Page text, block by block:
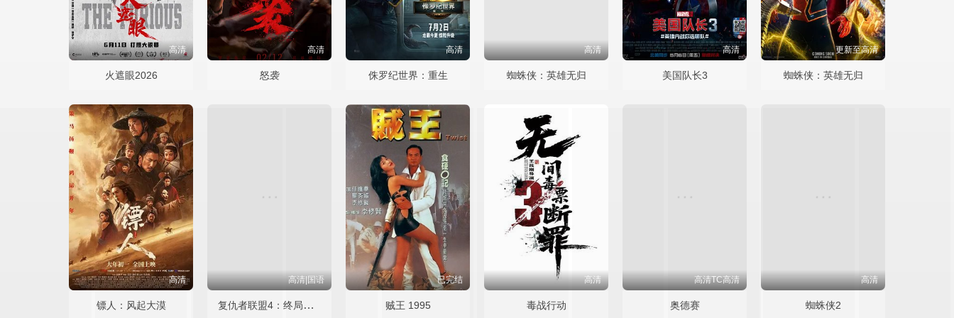
高清
火遮眼2026
高清
怒袭
高清
侏罗纪世界：重生
高清
蜘蛛侠：英雄无归
高清
美国队长3
更新至高清
蜘蛛侠：英雄无归
高清
镖人：风起大漠
高清|国语
复仇者联盟4：终局之战
已完结
贼王 1995
高清
毒战行动
高清TC高清
奥德赛
高清
蜘蛛侠2